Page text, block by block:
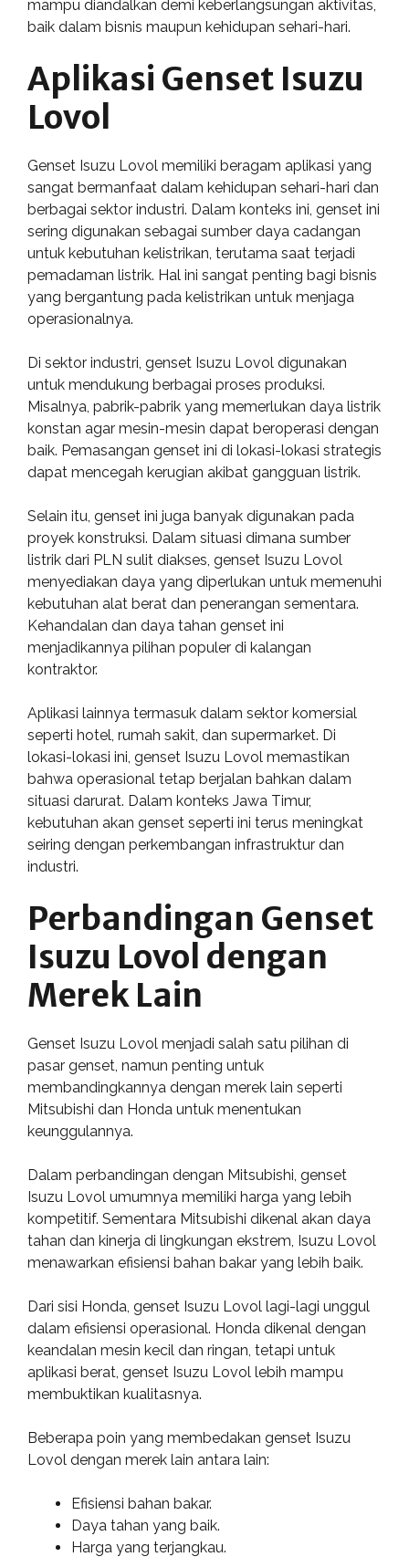
mampu diandalkan demi keberlangsungan aktivitas,
baik dalam bisnis maupun kehidupan sehari-hari.
Aplikasi Genset Isuzu
Lovol
Genset Isuzu Lovol memiliki beragam aplikasi yang
sangat bermanfaat dalam kehidupan sehari-hari dan
berbagai sektor industri. Dalam konteks ini, genset ini
sering digunakan sebagai sumber daya cadangan
untuk kebutuhan kelistrikan, terutama saat terjadi
pemadaman listrik. Hal ini sangat penting bagi bisnis
yang bergantung pada kelistrikan untuk menjaga
operasionalnya.
Di sektor industri, genset Isuzu Lovol digunakan
untuk mendukung berbagai proses produksi.
Misalnya, pabrik-pabrik yang memerlukan daya listrik
konstan agar mesin-mesin dapat beroperasi dengan
baik. Pemasangan genset ini di lokasi-lokasi strategis
dapat mencegah kerugian akibat gangguan listrik.
Selain itu, genset ini juga banyak digunakan pada
proyek konstruksi. Dalam situasi dimana sumber
listrik dari PLN sulit diakses, genset Isuzu Lovol
menyediakan daya yang diperlukan untuk memenuhi
kebutuhan alat berat dan penerangan sementara.
Kehandalan dan daya tahan genset ini
menjadikannya pilihan populer di kalangan
kontraktor.
Aplikasi lainnya termasuk dalam sektor komersial
seperti hotel, rumah sakit, dan supermarket. Di
lokasi-lokasi ini, genset Isuzu Lovol memastikan
bahwa operasional tetap berjalan bahkan dalam
situasi darurat. Dalam konteks Jawa Timur,
kebutuhan akan genset seperti ini terus meningkat
seiring dengan perkembangan infrastruktur dan
industri.
Perbandingan Genset
Isuzu Lovol dengan
Merek Lain
Genset Isuzu Lovol menjadi salah satu pilihan di
pasar genset, namun penting untuk
membandingkannya dengan merek lain seperti
Mitsubishi dan Honda untuk menentukan
keunggulannya.
Dalam perbandingan dengan Mitsubishi, genset
Isuzu Lovol umumnya memiliki harga yang lebih
kompetitif. Sementara Mitsubishi dikenal akan daya
tahan dan kinerja di lingkungan ekstrem, Isuzu Lovol
menawarkan efisiensi bahan bakar yang lebih baik.
Dari sisi Honda, genset Isuzu Lovol lagi-lagi unggul
dalam efisiensi operasional. Honda dikenal dengan
keandalan mesin kecil dan ringan, tetapi untuk
aplikasi berat, genset Isuzu Lovol lebih mampu
membuktikan kualitasnya.
Beberapa poin yang membedakan genset Isuzu
Lovol dengan merek lain antara lain:
Efisiensi bahan bakar.
Daya tahan yang baik.
Harga yang terjangkau.